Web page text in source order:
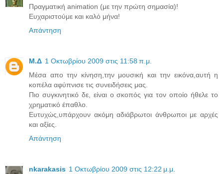
Πραγματική animation (με την πρώτη σημασία)!
Ευχαριστούμε και καλό μήνα!
Απάντηση
Μ.Δ 1 Οκτωβρίου 2009 στις 11:58 π.μ.
Μέσα απο την κίνηση,την μουσική και την εικόνα,αυτή η
κοπέλα αφύπνισε τις συνειδήσεις μας.
Πιο συγκινητικό δε, είναι ο σκοπός για τον οποίο ήθελε το
χρηματικό έπαθλο.
Ευτυχώς,υπάρχουν ακόμη αδιάβρωτοι άνθρωποι με αρχές
και αξίες.
Απάντηση
nkarakasis 1 Οκτωβρίου 2009 στις 12:22 μ.μ.